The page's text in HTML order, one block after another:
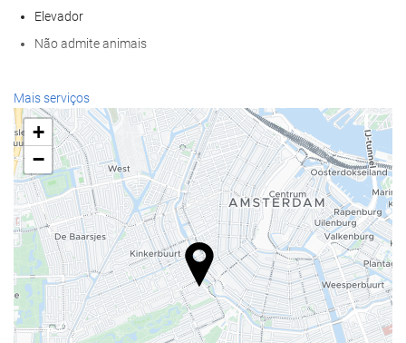
Elevador
Não admite animais
Serviços de receção
Recepção disponível 24 horas
Sala para bagagem
Alimentação e bebidas
Restaurante à la carte
Bar
Instalações de negócios
Mais serviços
+
−